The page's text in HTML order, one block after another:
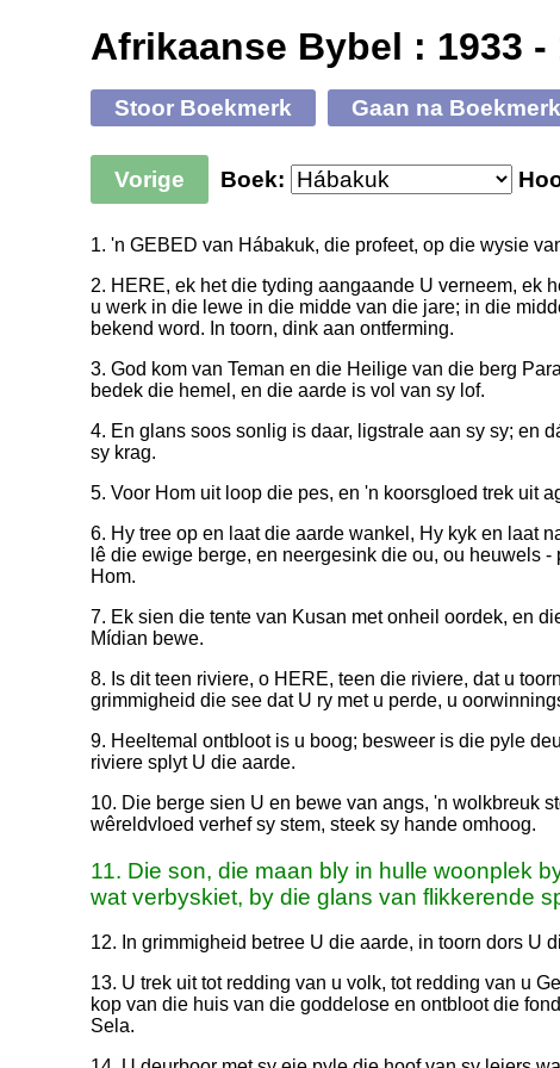
Afrikaanse Bybel : 1933 -
Stoor Boekmerk Gaan na Boekmerk
Vorige Boek:
1. 'n GEBED van Hábakuk, die profeet, op die wysie
2. HERE, ek het die tyding aangaande U verneem, ek
u werk in die lewe in die midde van die jare; in die
bekend word. In toorn, dink aan ontferming.
3. God kom van Teman en die Heilige van die berg
bedek die hemel, en die aarde is vol van sy lof.
4. En glans soos sonlig is daar, ligstrale aan sy sy; en
sy krag.
5. Voor Hom uit loop die pes, en 'n koorsgloed trek uit
6. Hy tree op en laat die aarde wankel, Hy kyk en laat
lê die ewige berge, en neergesink die ou, ou heuwels -
Hom.
7. Ek sien die tente van Kusan met onheil oordek, en
Mídian bewe.
8. Is dit teen riviere, o HERE, teen die riviere, dat u
grimmigheid die see dat U ry met u perde, u
9. Heeltemal ontbloot is u boog; besweer is die pyle
riviere splyt U die aarde.
10. Die berge sien U en bewe van angs, 'n wolkbreuk
wêreldvloed verhef sy stem, steek sy hande omhoog.
11. Die son, die maan bly in hulle woonplek
wat verbyskiet, by die glans van flikkerende
12. In grimmigheid betree U die aarde, in toorn dors U
13. U trek uit tot redding van u volk, tot redding van u
kop van die huis van die goddelose en ontbloot die
Sela.